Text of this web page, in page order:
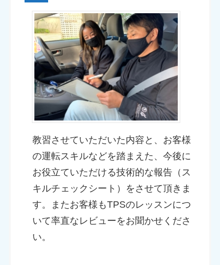
教習させていただいた内容と、お客様
の運転スキルなどを踏まえた、今後に
お役立ていただける技術的な報告（ス
キルチェックシート）をさせて頂きま
す。またお客様もTPSのレッスンにつ
いて率直なレビューをお聞かせくださ
い。